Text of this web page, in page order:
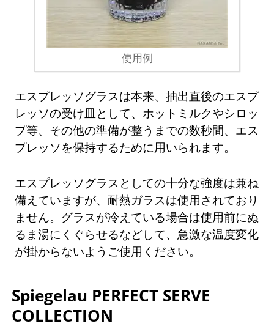
使用例
エスプレッソグラスは本来、抽出直後のエスプ
レッソの受け皿として、ホットミルクやシロッ
プ等、その他の準備が整うまでの数秒間、エス
プレッソを保持するために用いられます。
エスプレッソグラスとしての十分な強度は兼ね
備えていますが、耐熱ガラスは使用されており
ません。グラスが冷えている場合は使用前にぬ
るま湯にくぐらせるなどして、急激な温度変化
が掛からないようご使用ください。
Spiegelau PERFECT SERVE
COLLECTION